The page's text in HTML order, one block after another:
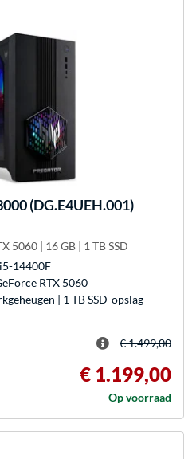
(DG.E4UEH.001)
5060 | 16 GB | 1 TB SSD
14400F
RTX 5060
| 1 TB SSD-opslag
€ 1.499,00
€ 1.199,00
Op voorraad